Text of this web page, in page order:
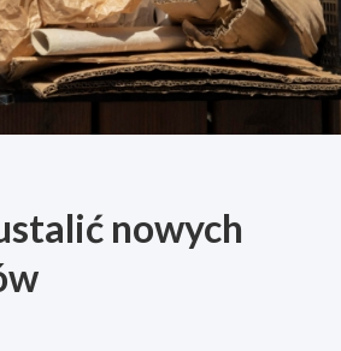
nowych